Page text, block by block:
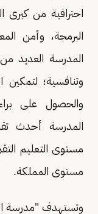
احترافية من كبرى
البرمجة، وأمن
المدرسة العديد
وتنافسية؛ لتمكين
والحصول على
المدرسة أحدث
مستوى التعليم
مستوى المملكة.
وتستهدف "مدرسة